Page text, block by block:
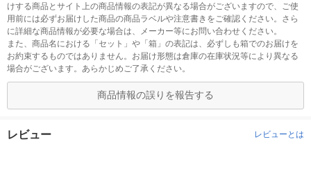
けする商品とサイト上の商品情報の表記が異なる場合がございますので、ご使
用前には必ずお届けした商品の商品ラベルや注意書きをご確認ください。さら
に詳細な商品情報が必要な場合は、メーカー等にお問い合わせください。
また、商品名における「セット」や「箱」の表記は、必ずしも箱でのお届けを
お約束するものではありません。お届け形態は倉庫の在庫状況等により異なる
場合がございます。あらかじめご了承ください。
商品情報の誤りを報告する
レビュー レビューとは